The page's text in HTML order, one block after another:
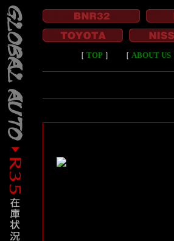
［ TOP］ ［ ABOUT US